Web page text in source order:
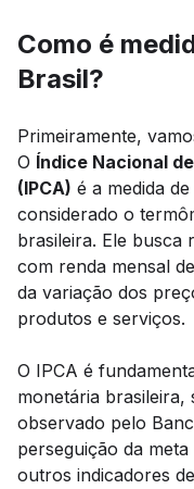
Como é
Brasil?
Primeiramente,
O Índice Nacional
(IPCA) é a medida
considerado o
brasileira. Ele busca
com renda mensal
da variação dos
produtos e serviços.
O IPCA é
monetária
observado pelo
perseguição da
outros indicadores